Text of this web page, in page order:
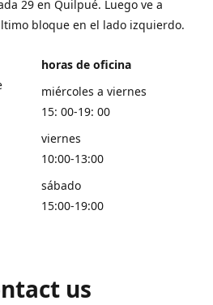
29 en Quilpué. Luego ve a
bloque en el lado izquierdo.
horas de oficina
miércoles a viernes
15: 00-19: 00
viernes
10:00-13:00
sábado
15:00-19:00
us